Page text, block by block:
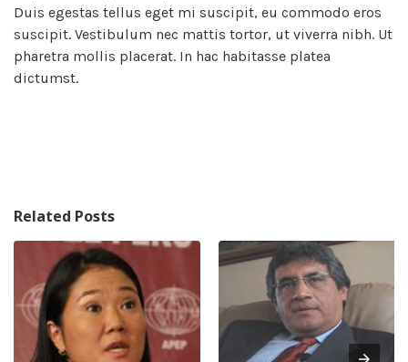
Duis egestas tellus eget mi suscipit, eu commodo eros
suscipit. Vestibulum nec mattis tortor, ut viverra nibh. Ut
pharetra mollis placerat. In hac habitasse platea
dictumst.
Related Posts